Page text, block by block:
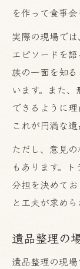
を作って食事
実際の現場で
エピソードを
族の一面を知
います。また
できるように
これが円満な遺
ただし、意見
もあります。
分担を決めて
と工夫が求めら
遺品整理の
遺品整理の現